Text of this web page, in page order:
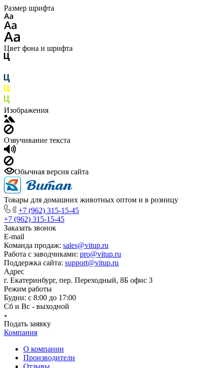
Размер шрифта
Цвет фона и шрифта
Изображения
Озвучивание текста
Обычная версия сайта
Товары для домашних животных оптом и в розницу
+7 (962) 315-15-45
+7 (962) 315-15-45
Заказать звонок
E-mail
Команда продаж: sales@vitup.ru
Работа с заводчиками: pro@vitup.ru
Поддержка сайта: support@vitup.ru
Адрес
г. Екатеринбург, пер. Переходный, 8Б офис 3
Режим работы
Будни: с 8:00 до 17:00
Сб и Вс - выходной
Подать заявку
Компания
О компании
Производители
Отзывы